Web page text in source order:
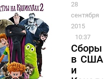
28
сентября
2015
10:37
Сборы
в США
и